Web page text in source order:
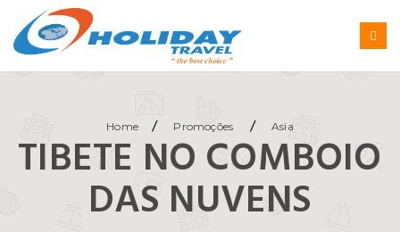
Home / Promoções / Asia
TIBETE NO COMBOIO
DAS NUVENS